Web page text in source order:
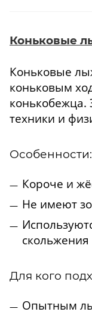
Коньковые
Коньковые
коньковым
конькобежца.
техники и
Особенности:
Короче и
Не имеют
скольжения
Для кого
Опытным